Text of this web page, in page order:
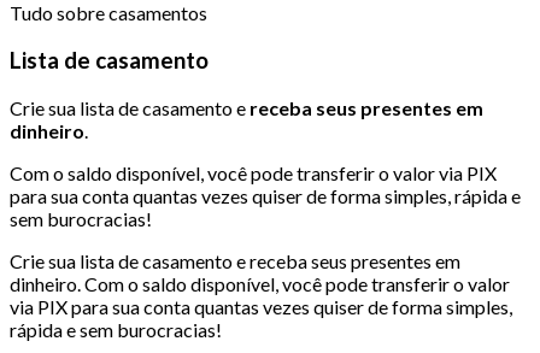
Tudo sobre casamentos
Lista de casamento
Crie sua lista de casamento e receba seus presentes em
dinheiro
Com o saldo disponível, você pode transferir o valor via PIX
para sua conta quantas vezes quiser de forma simples, rápida e
sem burocracias!
Crie sua lista de casamento e receba seus presentes em
dinheiro. Com o saldo disponível, você pode transferir o valor
via PIX para sua conta quantas vezes quiser de forma simples,
rápida e sem burocracias!